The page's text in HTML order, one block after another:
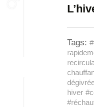
Tags:
hiver